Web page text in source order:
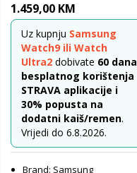
1.459,00 KM
Uz kupnju Samsung
Watch9 ili Watch
Ultra2 dobivate 60 dana
besplatnog korištenja
STRAVA aplikacije i
30% popusta na
dodatni kaiš/remen.
Vrijedi do 6.8.2026.
Brand: Samsung